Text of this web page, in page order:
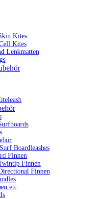
Kites
Kites
Lenkmatten
Boardleashes
Finnen
Finnen
Finnen
etc